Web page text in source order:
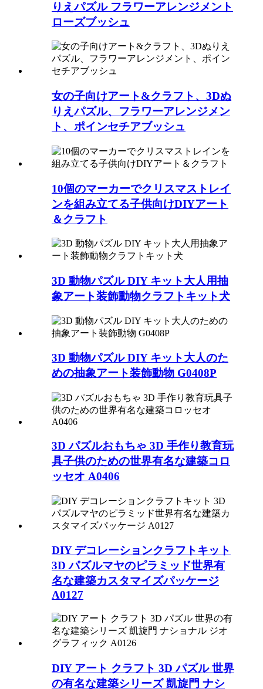
りえパズル フラワーアレンジメント
ローズブッシュ
女の子向けアート&クラフト、3Dぬ
りえパズル、フラワーアレンジメン
ト、ポインセチアブッシュ
10個のマーカーでクリスマストレイ
ンを組み立てる子供向けDIYアート
＆クラフト
3D 動物パズル DIY キット大人用抽
象アート装飾動物クラフトキット犬
3D 動物パズル DIY キット大人のた
めの抽象アート装飾動物 G0408P
3D パズルおもちゃ 3D 手作り教育玩
具子供のための世界有名な建築コロ
ッセオ A0406
DIY デコレーションクラフトキット
3D パズルマヤのピラミッド世界有
名な建築カスタマイズパッケージ
A0127
DIY アート クラフト 3D パズル 世界
の有名な建築シリーズ 凱旋門 ナシ